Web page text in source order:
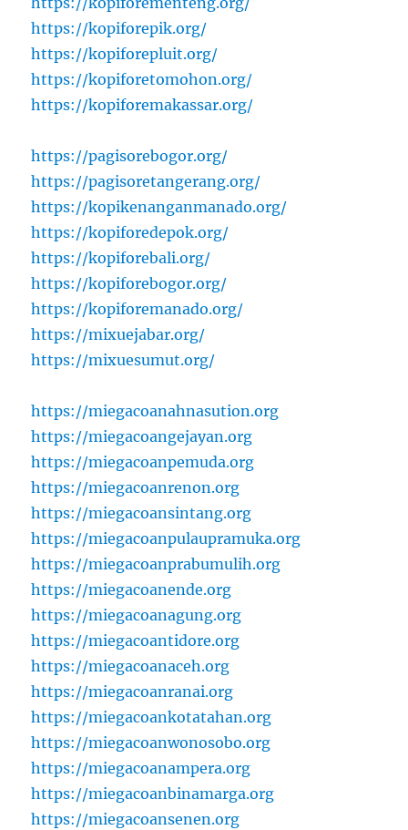
https://kopiforepik.org/
https://kopiforepluit.org/
https://kopiforetomohon.org/
https://kopiforemakassar.org/
https://pagisorebogor.org/
https://pagisoretangerang.org/
https://kopikenanganmanado.org/
https://kopiforedepok.org/
https://kopiforebali.org/
https://kopiforebogor.org/
https://kopiforemanado.org/
https://mixuejabar.org/
https://mixuesumut.org/
https://miegacoanahnasution.org
https://miegacoangejayan.org
https://miegacoanpemuda.org
https://miegacoanrenon.org
https://miegacoansintang.org
https://miegacoanpulaupramuka.org
https://miegacoanprabumulih.org
https://miegacoanende.org
https://miegacoanagung.org
https://miegacoantidore.org
https://miegacoanaceh.org
https://miegacoanranai.org
https://miegacoankotatahan.org
https://miegacoanwonosobo.org
https://miegacoanampera.org
https://miegacoanbinamarga.org
https://miegacoansenen.org